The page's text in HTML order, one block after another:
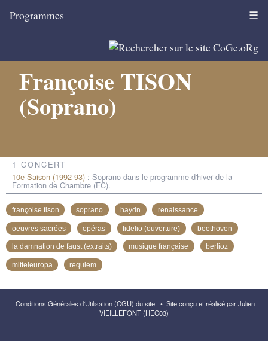
Programmes ☰
Françoise TISON
(Soprano)
1 CONCERT
10e Saison (1992-93) : Soprano dans le programme d'hiver de la
Formation de Chambre (FC).
françoise tison soprano haydn renaissance
oeuvres sacrées opéras fidelio (ouverture) beethoven
la damnation de faust (extraits) musique française berlioz
mitteleuropa requiem
Conditions Générales d'Utilisation (CGU) du site • Site conçu et réalisé par Julien
VIEILLEFONT (HEC03)